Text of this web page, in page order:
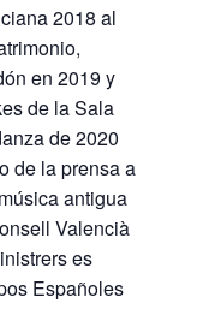
2018 al
en 2019 y
de la Sala
de 2020
de la prensa a
antigua
Valencià
es
Españoles